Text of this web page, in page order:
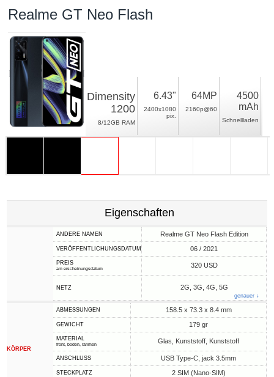
Realme GT Neo Flash
Dimensity
1200
8/12GB RAM
6.43"
2400x1080
pix.
64MP
2160p@60
4500
mAh
Schnellladen
Eigenschaften
ANDERE NAMEN Realme GT Neo Flash Edition
VERÖFFENTLICHUNGSDATUM 06 / 2021
PREIS
am erscheinungsdatum 320 USD
NETZ 2G, 3G, 4G, 5G
genauer ↓
KÖRPER
ABMESSUNGEN 158.5 x 73.3 x 8.4 mm
GEWICHT 179 gr
MATERIAL
front, boden, rahmen Glas, Kunststoff, Kunststoff
ANSCHLUSS USB Type-C, jack 3.5mm
STECKPLATZ 2 SIM (Nano-SIM)